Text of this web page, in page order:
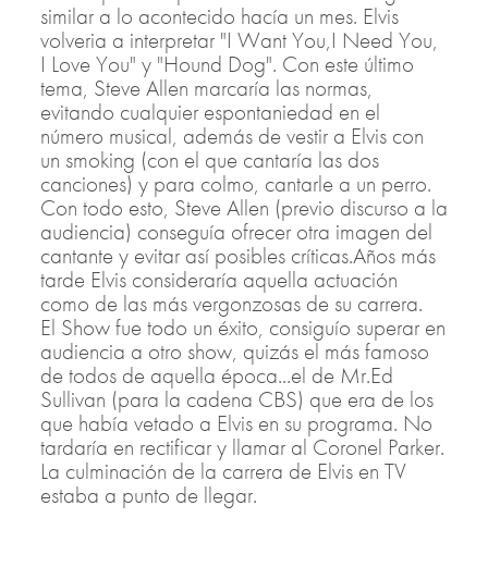
similar a lo acontecido hacía un mes. Elvis
volveria a interpretar "I Want You,I Need You,
I Love You" y "Hound Dog". Con este último
tema, Steve Allen marcaría las normas,
evitando cualquier espontaniedad en el
número musical, además de vestir a Elvis con
un smoking (con el que cantaría las dos
canciones) y para colmo, cantarle a un perro.
Con todo esto, Steve Allen (previo discurso a la
audiencia) conseguía ofrecer otra imagen del
cantante y evitar así posibles críticas.Años más
tarde Elvis consideraría aquella actuación
como de las más vergonzosas de su carrera.
El Show fue todo un éxito, consiguío superar en
audiencia a otro show, quizás el más famoso
de todos de aquella época...el de Mr.Ed
Sullivan (para la cadena CBS) que era de los
que había vetado a Elvis en su programa. No
tardaría en rectificar y llamar al Coronel Parker.
La culminación de la carrera de Elvis en TV
estaba a punto de llegar.